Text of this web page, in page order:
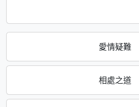
愛情疑難
相處之道